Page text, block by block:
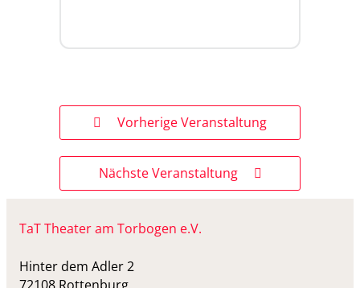
Vorherige Veranstaltung
Nächste Veranstaltung
TaT Theater am Torbogen e.V.
Hinter dem Adler 2